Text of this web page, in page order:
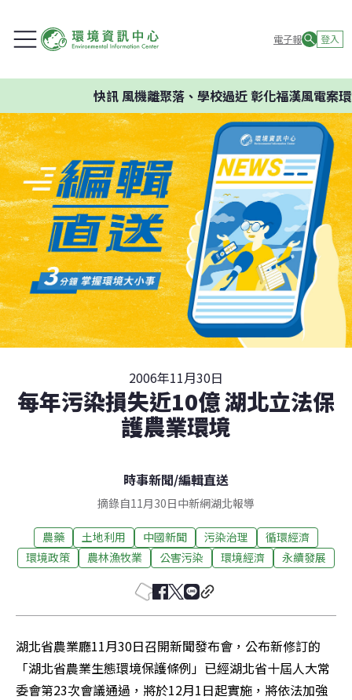
電子報 登入
快訊風機離聚落、學校過近 彰化福漢風電案環
2006年11月30日
每年污染損失近10億 湖北立法保
護農業環境
時事新聞/編輯直送
摘錄自11月30日中新網湖北報導
農藥 土地利用 中國新聞 污染治理
循環經濟
環境政策
農林漁牧業 公害污染 環境經濟 永續發展
湖北省農業廳11月30日召開新聞發布會，公布新修訂的
「湖北省農業生態環境保護條例」已經湖北省十屆人大常
委會第23次會議通過，將於12月1日起實施，將依法加強